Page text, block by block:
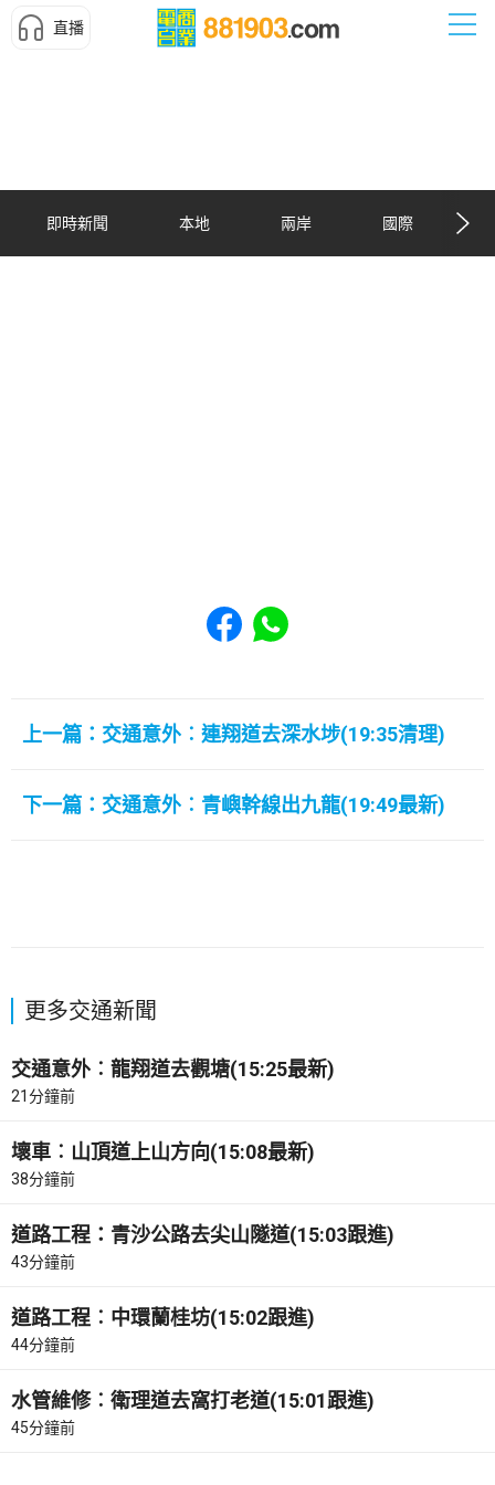
直播
即時新聞 本地 兩岸 國際
Share to Facebook
Share to WhatsApp
上一篇：交通意外︰連翔道去深水埗(19:35清理)
下一篇：交通意外︰青嶼幹線出九龍(19:49最新)
更多交通新聞
交通意外︰龍翔道去觀塘(15:25最新)
21分鐘前
壞車︰山頂道上山方向(15:08最新)
38分鐘前
道路工程：青沙公路去尖山隧道(15:03跟進)
43分鐘前
道路工程︰中環蘭桂坊(15:02跟進)
44分鐘前
水管維修︰衛理道去窩打老道(15:01跟進)
45分鐘前